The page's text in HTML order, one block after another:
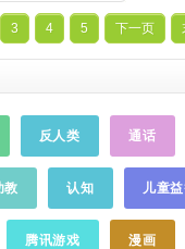
都能满足你的不同
入生日并完美支持
友情；√ 发现闹钟
播放，最新鲜最潮
节日等信息，一个
人叫你起床：自定
铃声响起时最爱的
梦想一起叫你起
册并登录正点闹
： -支持内建程序管
（非Private)到存
小为64 kb, 1MB,
崩溃. 请创建7Z时注
BZip2压缩文件,
EAR, TAR,
快速查看ZIP和
选择文件解压. -支
3 4 5 下一页
反人类 通话
教 认知 儿童
腾讯游戏 漫画